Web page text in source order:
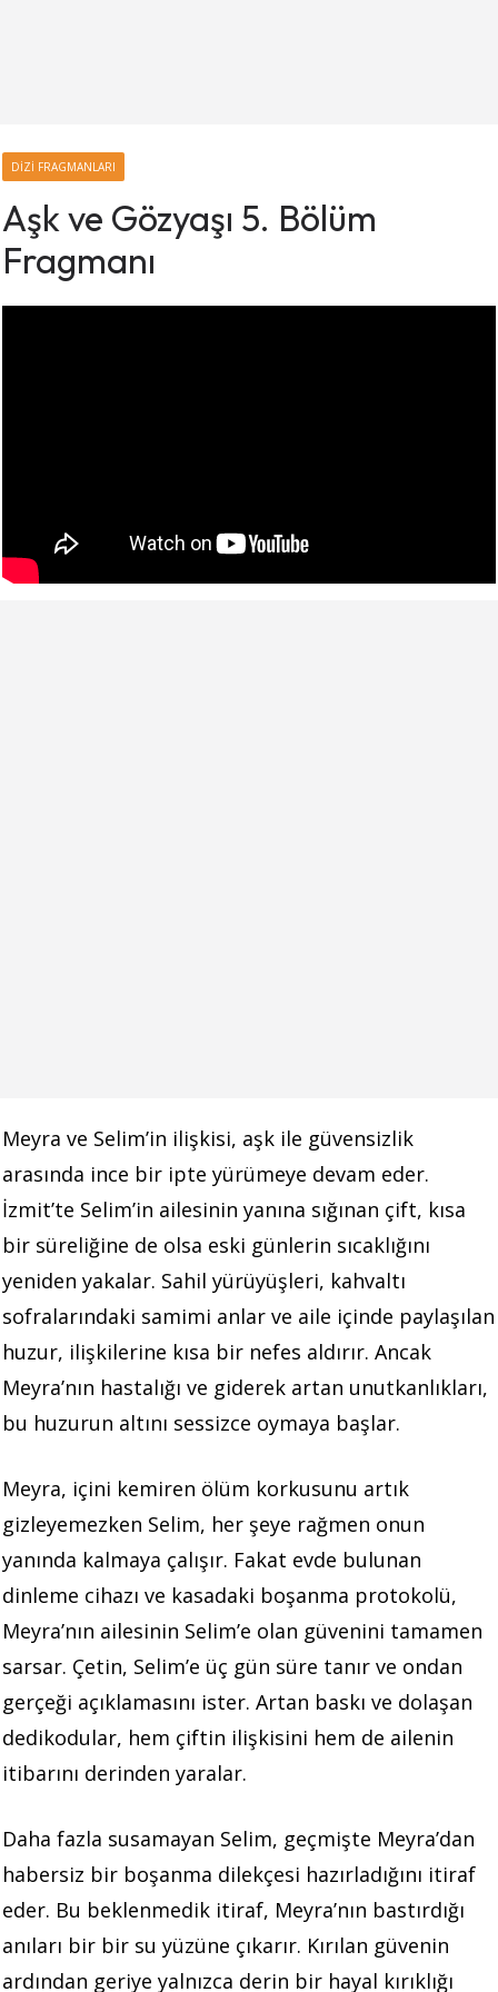
DIZI FRAGMANLARI
Aşk ve Gözyaşı 5. Bölüm
Fragmanı
Meyra ve Selim’in ilişkisi, aşk ile güvensizlik
arasında ince bir ipte yürümeye devam eder.
İzmit’te Selim’in ailesinin yanına sığınan çift, kısa
bir süreliğine de olsa eski günlerin sıcaklığını
yeniden yakalar. Sahil yürüyüşleri, kahvaltı
sofralarındaki samimi anlar ve aile içinde paylaşılan
huzur, ilişkilerine kısa bir nefes aldırır. Ancak
Meyra’nın hastalığı ve giderek artan unutkanlıkları,
bu huzurun altını sessizce oymaya başlar.
Meyra, içini kemiren ölüm korkusunu artık
gizleyemezken Selim, her şeye rağmen onun
yanında kalmaya çalışır. Fakat evde bulunan
dinleme cihazı ve kasadaki boşanma protokolü,
Meyra’nın ailesinin Selim’e olan güvenini tamamen
sarsar. Çetin, Selim’e üç gün süre tanır ve ondan
gerçeği açıklamasını ister. Artan baskı ve dolaşan
dedikodular, hem çiftin ilişkisini hem de ailenin
itibarını derinden yaralar.
Daha fazla susamayan Selim, geçmişte Meyra’dan
habersiz bir boşanma dilekçesi hazırladığını itiraf
eder. Bu beklenmedik itiraf, Meyra’nın bastırdığı
anıları bir bir su yüzüne çıkarır. Kırılan güvenin
ardından geriye yalnızca derin bir hayal kırıklığı